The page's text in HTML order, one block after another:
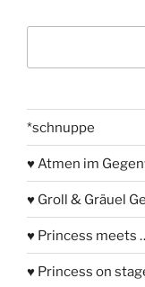
*schnuppe
♥ Atmen im
♥ Groll & Gräuel
♥ Princess meets
♥ Princess on